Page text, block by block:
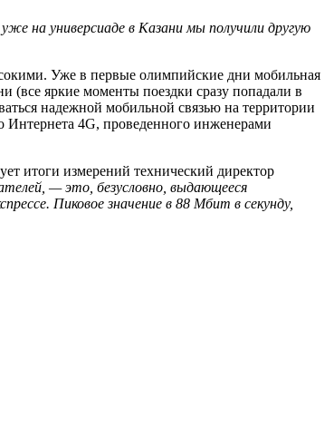
на универсиаде в Казани мы получили другую
Уже в первые олимпийские дни мобильная
(все яркие моменты поездки сразу попадали в
надежной мобильной связью на территории
Интернета 4G, проведенного инженерами
итоги измерений технический директор
— это, безусловно, выдающееся
Пиковое значение в 88 Мбит в секунду,